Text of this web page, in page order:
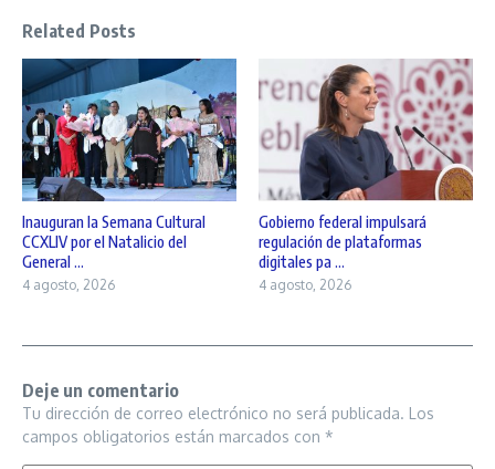
Related Posts
Inauguran la Semana Cultural
CCXLIV por el Natalicio del
General ...
4 agosto, 2026
Gobierno federal impulsará
regulación de plataformas
digitales pa ...
4 agosto, 2026
Deje un comentario
Tu dirección de correo electrónico no será publicada. Los
campos obligatorios están marcados con *